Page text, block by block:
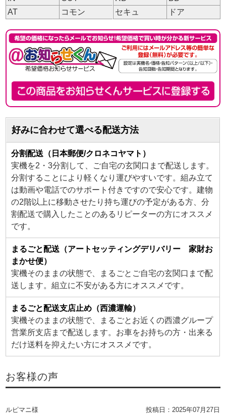
AT
コモン セキュ ドア
好みに合わせて選べる配送方法
分割配送（日本郵便/クロネコヤマト）
実機を2・3分割して、ご自宅の玄関口まで配送します。
分割することにより軽くなり運びやすいです。組み立て
は動画や電話でのサポート付きですので安心です。建物
の2階以上に移動させたり持ち運びの予定がある方、分
割配送で購入したことのあるリピーターの方にオススメ
です。
まるごと配送（アートセッティングデリバリー 家財お
まかせ便）
実機そのままの状態で、まるごとご自宅の玄関口まで配
送します。組立に不安がある方にオススメです。
まるごと配送支店止め（西濃運輸）
実機そのままの状態で、まるごとお近くの西濃グループ
営業所支店まで配送します。お車をお持ちの方・出来る
だけ送料を抑えたい方にオススメです。
お客様の声
ルピマニ様 投稿日： 2025年07月27日